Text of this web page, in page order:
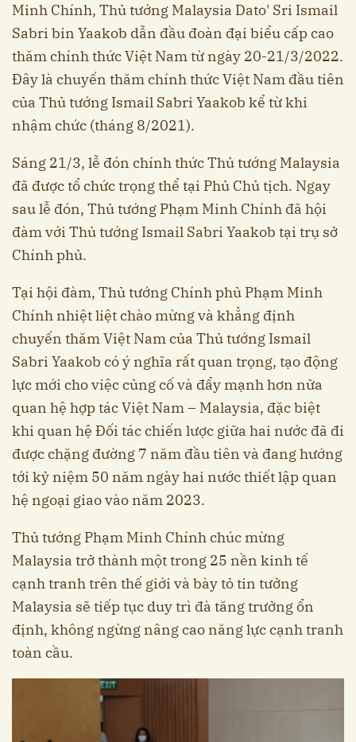
Minh Chính, Thủ tướng Malaysia Dato' Sri Ismail
Sabri bin Yaakob dẫn đầu đoàn đại biểu cấp cao
thăm chính thức Việt Nam từ ngày 20-21/3/2022.
Đây là chuyến thăm chính thức Việt Nam đầu tiên
của Thủ tướng Ismail Sabri Yaakob kể từ khi
nhậm chức (tháng 8/2021).
Sáng 21/3, lễ đón chính thức Thủ tướng Malaysia
đã được tổ chức trọng thể tại Phủ Chủ tịch. Ngay
sau lễ đón, Thủ tướng Phạm Minh Chính đã hội
đàm với Thủ tướng Ismail Sabri Yaakob tại trụ sở
Chính phủ.
Tại hội đàm, Thủ tướng Chính phủ Phạm Minh
Chính nhiệt liệt chào mừng và khẳng định
chuyến thăm Việt Nam của Thủ tướng Ismail
Sabri Yaakob có ý nghĩa rất quan trọng, tạo động
lực mới cho việc củng cố và đẩy mạnh hơn nữa
quan hệ hợp tác Việt Nam – Malaysia, đặc biệt
khi quan hệ Đối tác chiến lược giữa hai nước đã đi
được chặng đường 7 năm đầu tiên và đang hướng
tới kỷ niệm 50 năm ngày hai nước thiết lập quan
hệ ngoại giao vào năm 2023.
Thủ tướng Phạm Minh Chính chúc mừng
Malaysia trở thành một trong 25 nền kinh tế
cạnh tranh trên thế giới và bày tỏ tin tưởng
Malaysia sẽ tiếp tục duy trì đà tăng trưởng ổn
định, không ngừng nâng cao năng lực cạnh tranh
toàn cầu.